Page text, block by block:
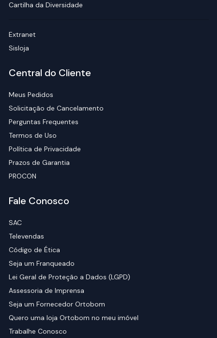
Cartilha da Diversidade
Extranet
Sisloja
Central do Cliente
Meus Pedidos
Solicitação de Cancelamento
Perguntas Frequentes
Termos de Uso
Política de Privacidade
Prazos de Garantia
PROCON
Fale Conosco
SAC
Televendas
Código de Ética
Seja um Franqueado
Lei Geral de Proteção a Dados (LGPD)
Assessoria de Imprensa
Seja um Fornecedor Ortobom
Quero uma loja Ortobom no meu imóvel
Trabalhe Conosco